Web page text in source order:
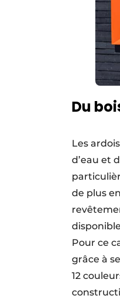
Du
Les
d’eau et
de plus
Pour ce
grâce à
12